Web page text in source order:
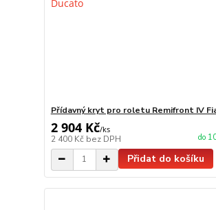
Přídavný kryt pro roletu Remifront IV
2 904 Kč/ks
2 400 Kč bez DPH do
Přidat do košíku